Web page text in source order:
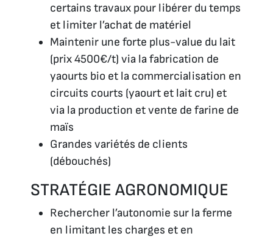
certains travaux pour libérer du temps
et limiter l’achat de matériel
Maintenir une forte plus-value du lait
(prix 4500€/t) via la fabrication de
yaourts bio et la commercialisation en
circuits courts (yaourt et lait cru) et
via la production et vente de farine de
maïs
Grandes variétés de clients
(débouchés)
STRATÉGIE AGRONOMIQUE
Rechercher l’autonomie sur la ferme
en limitant les charges et en